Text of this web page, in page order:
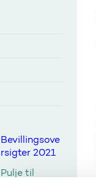
Bevillingsove
rsigter 2021
Pulje til